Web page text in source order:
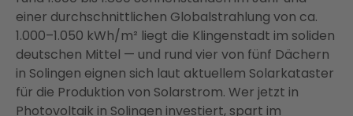
Einspeisevergütung 2026 — aktuelle Sätze und
EEG-Ausblick
Von der PV-Anlage zum vernetzten Energiesystem
Netzanmeldung bei der SWS Netze Solingen — so
läuft es ab
einer durchschnittlichen Globalstrahlung von ca.
1.000–1.050 kWh/m² liegt die Klingenstadt im soliden
deutschen Mittel — und rund vier von fünf Dächern
in Solingen eignen sich laut aktuellem Solarkataster
für die Produktion von Solarstrom. Wer jetzt in
Photovoltaik in Solingen investiert, spart im